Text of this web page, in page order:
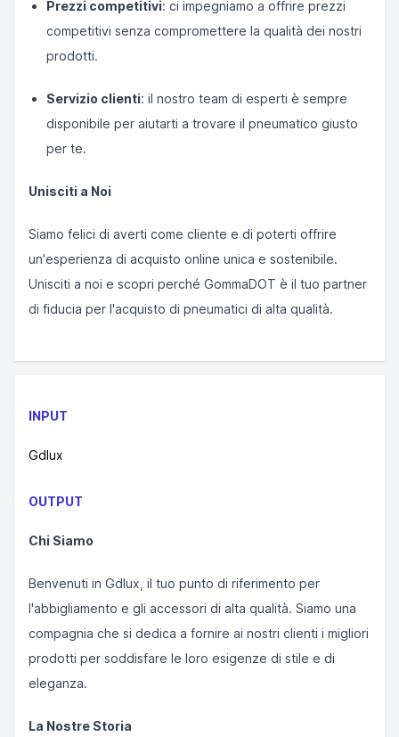
Prezzi competitivi: ci impegniamo a offrire prezzi
competitivi senza compromettere la qualità dei nostri
prodotti.
Servizio clienti: il nostro team di esperti è sempre
disponibile per aiutarti a trovare il pneumatico giusto
per te.
Unisciti a Noi
Siamo felici di averti come cliente e di poterti offrire
un'esperienza di acquisto online unica e sostenibile.
Unisciti a noi e scopri perché GommaDOT è il tuo partner
di fiducia per l'acquisto di pneumatici di alta qualità.
INPUT
Gdlux
OUTPUT
Chi Siamo
Benvenuti in Gdlux, il tuo punto di riferimento per
l'abbigliamento e gli accessori di alta qualità. Siamo una
compagnia che si dedica a fornire ai nostri clienti i migliori
prodotti per soddisfare le loro esigenze di stile e di
eleganza.
La Nostre Storia